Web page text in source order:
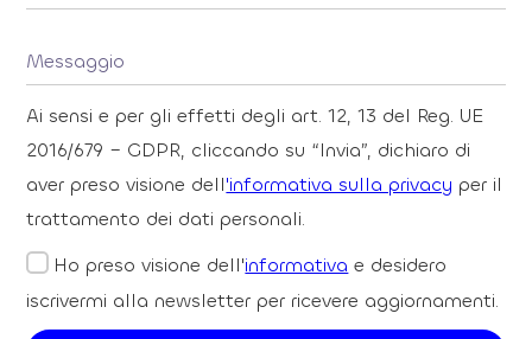
Ai sensi e per gli effetti degli art. 12, 13 del Reg. UE
2016/679 – GDPR, cliccando su “Invia”, dichiaro di
aver preso visione dell'informativa sulla privacy per il
trattamento dei dati personali.
Ho preso visione dell'informativa e desidero
iscrivermi alla newsletter per ricevere aggiornamenti.